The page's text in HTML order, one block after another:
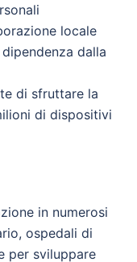
locale
dalla
di sfruttare la
di dispositivi
in numerosi
ospedali di
per sviluppare